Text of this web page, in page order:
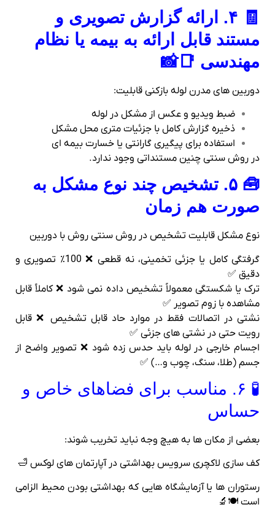
🧾 ۴. ارائه گزارش تصویری و
مستند قابل‌ ارائه به بیمه یا نظام
مهندسی 📑📸
دوربین‌ های مدرن لوله‌ بازکنی قابلیت:
ضبط ویدیو و عکس از مشکل در لوله
ذخیره گزارش کامل با جزئیات متری محل مشکل
استفاده برای پیگیری گارانتی یا خسارت بیمه‌ ای
در روش سنتی چنین مستنداتی وجود ندارد.
🧰 ۵. تشخیص چند نوع مشکل به‌
صورت هم‌ زمان
نوع مشکل قابلیت تشخیص در روش سنتی روش با دوربین
گرفتگی کامل یا جزئی تخمینی، نه قطعی ❌ 100٪ تصویری و
دقیق ✅
ترک یا شکستگی معمولاً تشخیص داده نمی‌ شود ❌ کاملاً قابل
مشاهده با زوم تصویر ✅
نشتی در اتصالات فقط در موارد حاد قابل تشخیص ❌ قابل‌
رویت حتی در نشتی‌ های جزئی ✅
اجسام خارجی در لوله باید حدس زده شود ❌ تصویر واضح از
جسم (طلا، سنگ، چوب و…) ✅
🧪 ۶. مناسب برای فضاهای خاص و
حساس
بعضی از مکان‌ ها به هیچ‌ وجه نباید تخریب شوند:
کف‌ سازی لاکچری سرویس بهداشتی در آپارتمان‌ های لوکس 🛁
رستوران‌ ها یا آزمایشگاه‌ هایی که بهداشتی بودن محیط الزامی‌
است 🍽🔬